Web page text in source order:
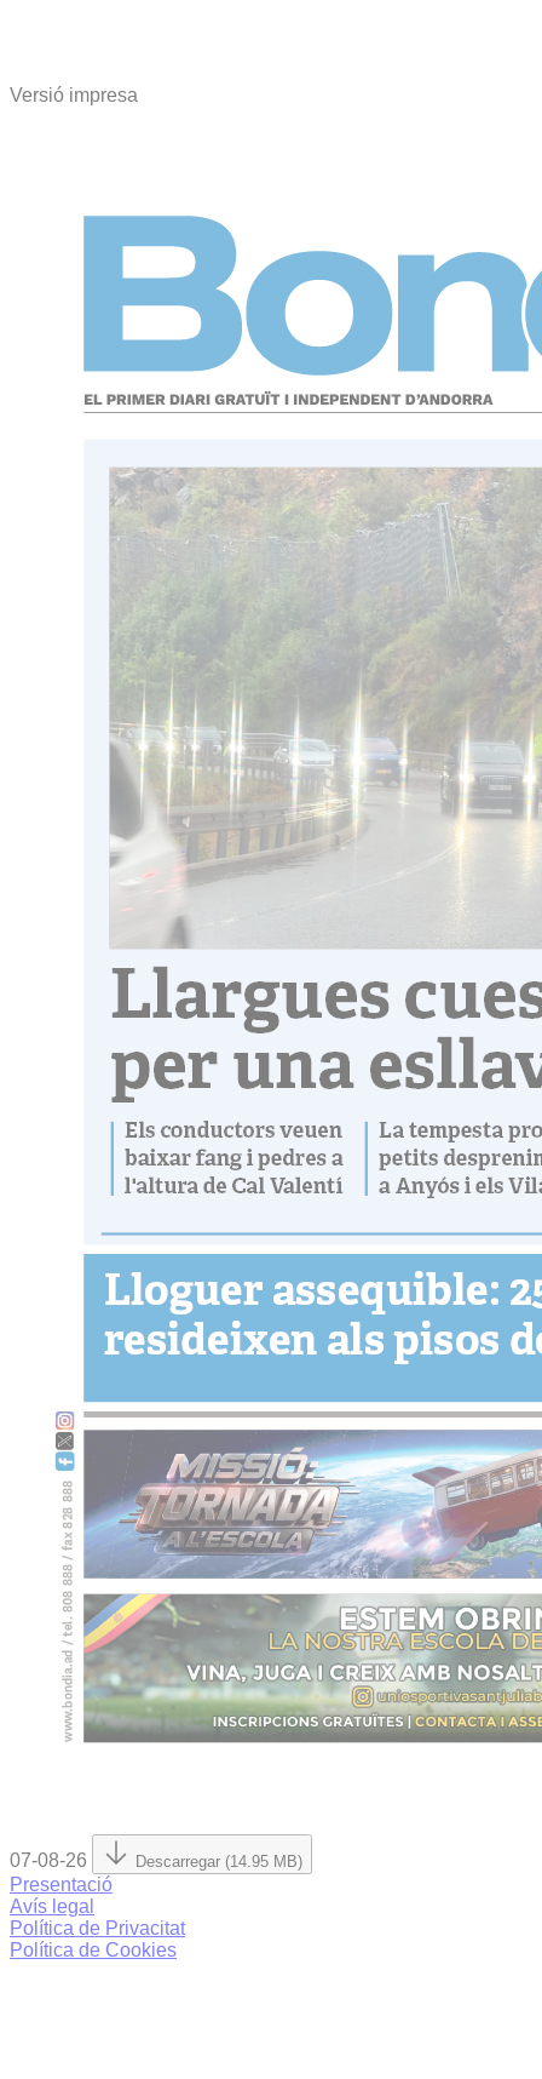
Versió impresa
07-08-26 Descarregar (14.95 MB)
Presentació
Avís legal
Política de Privacitat
Política de Cookies